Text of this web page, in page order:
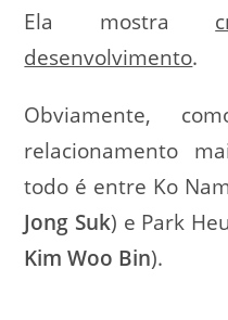
Ela mostra
desenvolvimento.
Obviamente,
relacionamento
todo é entre Ko
Jong Suk) e Park
Kim Woo Bin).